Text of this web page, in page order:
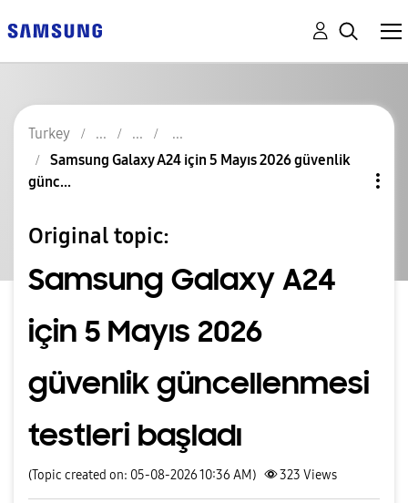
Turkey
Samsung Galaxy A24 için 5 Mayıs 2026 güvenlik
günc...
Original topic:
Samsung Galaxy A24
için 5 Mayıs 2026
güvenlik güncellenmesi
testleri başladı
(Topic created on: 05-08-2026 10:36 AM) 323 Views